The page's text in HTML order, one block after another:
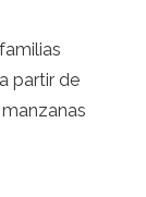
partir de